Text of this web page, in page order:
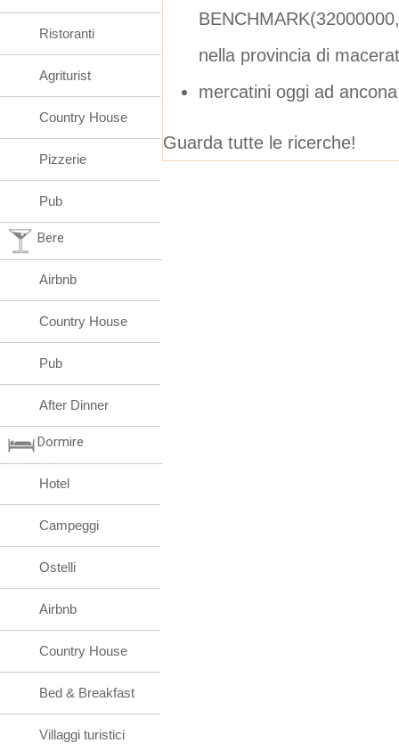
nella provincia di
mercatini oggi ad
Guarda tutte le ricerche!
Ristoranti
Agriturist
Country House
Pizzerie
Pub
Bere
Airbnb
Country House
Pub
After Dinner
Dormire
Hotel
Campeggi
Ostelli
Airbnb
Country House
Bed & Breakfast
Villaggi turistici